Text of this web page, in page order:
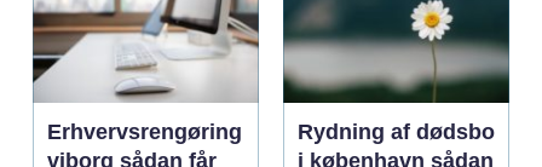
Erhvervsrengøring
viborg sådan får
Rydning af dødsbo
i københavn sådan